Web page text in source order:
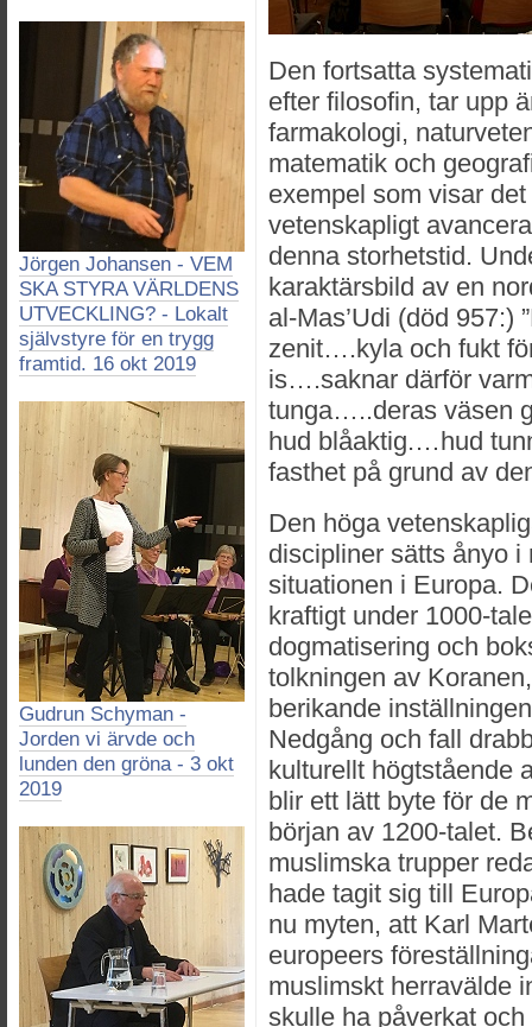
Jörgen Johansen - VEM
SKA STYRA VÄRLDENS
UTVECKLING? - Lokalt
självstyre för en trygg
framtid. 16 okt 2019
Gudrun Schyman -
Jorden vi ärvde och
lunden den gröna - 3 okt
2019
Den fortsatta
efter filosofin, tar upp
farmakologi,
matematik och
exempel som visar
vetenskapligt
denna storhetstid.
karaktärsbild av en
al-Mas’Udi (död 957:)
zenit….kyla och fukt
is….saknar därför
tunga…..deras väsen
hud blåaktig.…hud
fasthet på grund av
Den höga
discipliner sätts ånyo
situationen i Europa.
kraftigt under 1000-
dogmatisering och
tolkningen av
berikande
Nedgång och fall
kulturellt högtstående
blir ett lätt byte för de
början av 1200-talet.
muslimska trupper
hade tagit sig till
nu myten, att Karl
europeers
muslimskt herravälde
skulle ha påverkat